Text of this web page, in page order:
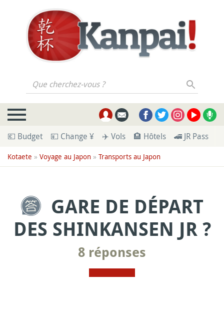
Que cherchez-vous ?
💶 Budget 💴 Change ¥ ✈️ Vols 🏨 Hôtels 🚄 JR Pass
Kotaete » Voyage au Japon » Transports au Japon
GARE DE DÉPART
DES SHINKANSEN JR ?
8 réponses